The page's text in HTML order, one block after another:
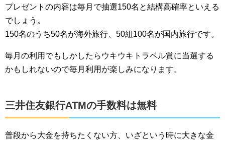
プレゼントの内容は毎月で抽選150名と結構高確率といえる
でしょう。
150名のうち50名が海外旅行、50組100名が国内旅行です。
毎月の利用でもしかしたらウキウキトラベル賞に当選する
かもしれないので毎月利用が楽しみになります。
三井住友銀行ATMの手数料は無料
普段から大金を持ちたくない方、いざという時に大きな金